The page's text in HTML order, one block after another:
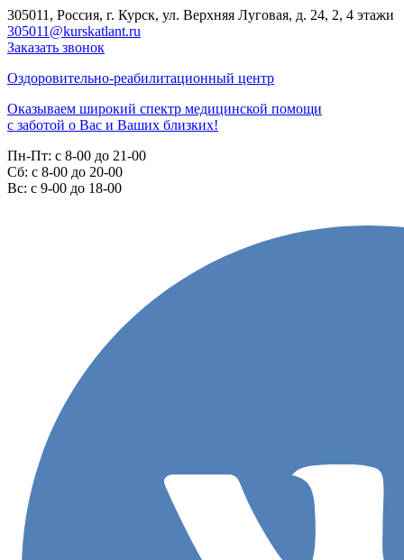
305011, Россия, г. Курск, ул. Верхняя Луговая, д. 24, 2, 4 этажи
305011@kurskatlant.ru
Заказать звонок
Оздоровительно-реабилитационный центр
Оказываем широкий спектр медицинской помощи
с заботой о Вас и Ваших близких!
Пн-Пт: с 8-00 до 21-00
Cб: с 8-00 до 20-00
Вс: с 9-00 до 18-00